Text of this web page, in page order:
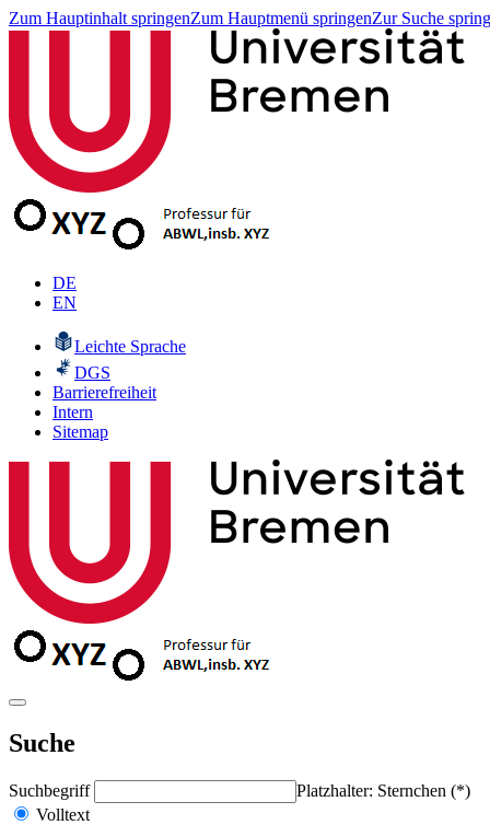
Zum Hauptinhalt springenZum Hauptmenü springenZur Suche
DE
EN
Leichte Sprache
DGS
Barrierefreiheit
Intern
Sitemap
Suche
Suchbegriff
Platzhalter: Sternchen (*)
Volltext